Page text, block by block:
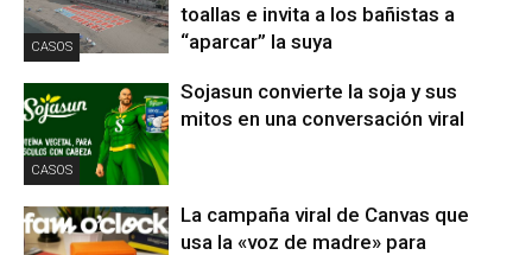
CASOS
toallas e invita a los bañistas a
“aparcar” la suya
CASOS
Sojasun convierte la soja y sus
mitos en una conversación viral
La campaña viral de Canvas que
usa la «voz de madre» para